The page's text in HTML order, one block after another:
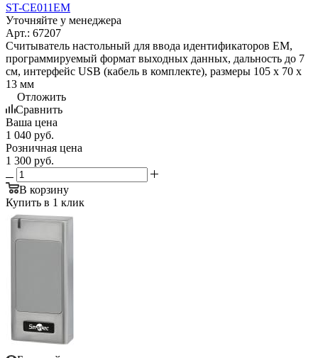
ST-CE011EM
Уточняйте у менеджера
Арт.: 67207
Считыватель настольный для ввода идентификаторов EM,
программируемый формат выходных данных, дальность до 7
см, интерфейс USB (кабель в комплекте), размеры 105 х 70 х
13 мм
Отложить
Сравнить
Ваша цена
1 040 руб.
Розничная цена
1 300 руб.
В корзину
Купить в 1 клик